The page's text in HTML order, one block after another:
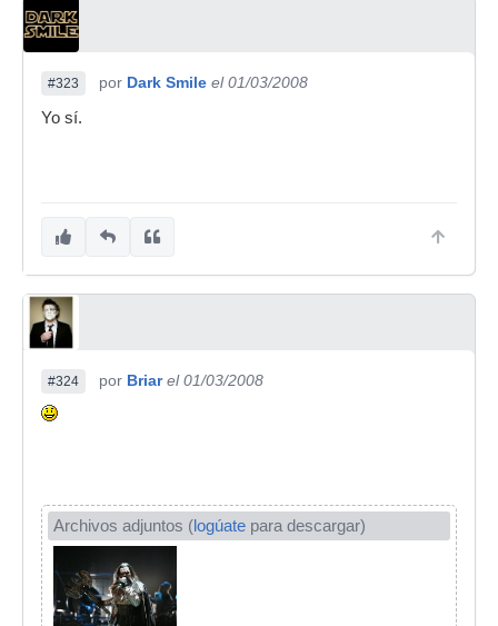
#323 por Dark Smile el 01/03/2008
Yo sí.
#324 por Briar el 01/03/2008
Archivos adjuntos (logúate para descargar)